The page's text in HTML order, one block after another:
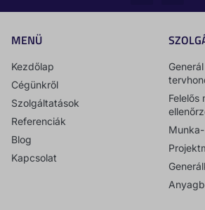
MENÜ
Kezdőlap
Cégünkről
Szolgáltatások
Referenciák
Blog
Kapcsolat
Felelős